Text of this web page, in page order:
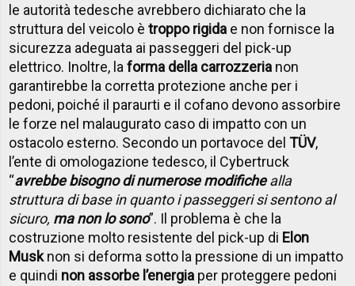
le autorità tedesche avrebbero dichiarato che la
struttura del veicolo ètroppo rigida e non fornisce la
sicurezza adeguata ai passeggeri del pick-up
elettrico. Inoltre, laforma della carrozzeria non
garantirebbe la corretta protezione anche per i
pedoni, poiché il paraurti e il cofano devono assorbire
le forze nel malaugurato caso di impatto con un
ostacolo esterno. Secondo un portavoce delTÜV,
l’ente di omologazione tedesco, il Cybertruck
“avrebbe bisogno di numerose modifichealla
struttura di base in quanto i passeggeri si sentono al
sicuro, ma non lo sono”. Il problema è che la
costruzione molto resistente del pick-up di Elon
Musknon si deforma sotto la pressione di un impatto
e quindi non assorbe l’energia per proteggere pedoni